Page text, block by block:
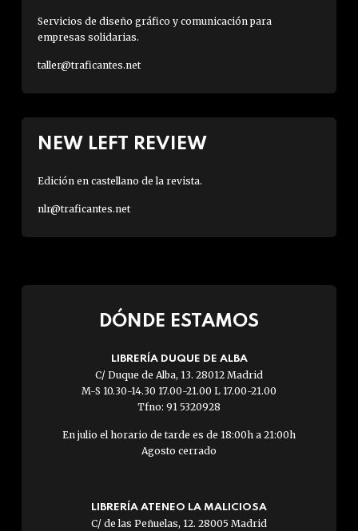
Servicios de diseño gráfico y comunicación para
empresas solidarias.
taller@traficantes.net
NEW LEFT REVIEW
Edición en castellano de la revista.
nlr@traficantes.net
DÓNDE ESTAMOS
LIBRERÍA DUQUE DE ALBA
C/ Duque de Alba, 13. 28012 Madrid
M-S 10.30-14.30 17.00-21.00 L 17.00-21.00
Tfno: 91 5320928
En julio el horario de tarde es de 18:00h a 21:00h
Agosto cerrado
LIBRERÍA ATENEO LA MALICIOSA
C/ de las Peñuelas, 12. 28005 Madrid